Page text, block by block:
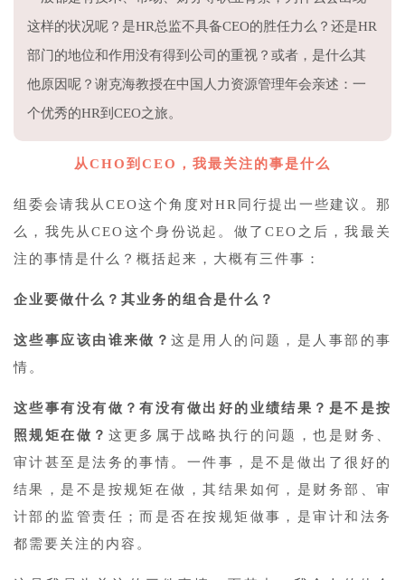
这样的状况呢？是HR总监不具备CEO的胜任力么？还是HR
部门的地位和作用没有得到公司的重视？或者，是什么其
他原因呢？谢克海教授在中国人力资源管理年会亲述：一
个优秀的HR到CEO之旅。
从CHO到CEO，我最关注的事是什么
组委会请我从CEO这个角度对HR同行提出一些建议。那
么，我先从CEO这个身份说起。做了CEO之后，我最关
注的事情是什么？概括起来，大概有三件事：
企业要做什么？其业务的组合是什么？
这些事应该由谁来做？这是用人的问题，是人事部的事
情。
这些事有没有做？有没有做出好的业绩结果？是不是按
照规矩在做？ 这更多属于战略执行的问题，也是财务、
审计甚至是法务的事情。一件事，是不是做出了很好的
结果，是不是按规矩在做，其结果如何，是财务部、审
计部的监管责任；而是否在按规矩做事，是审计和法务
都需要关注的内容。